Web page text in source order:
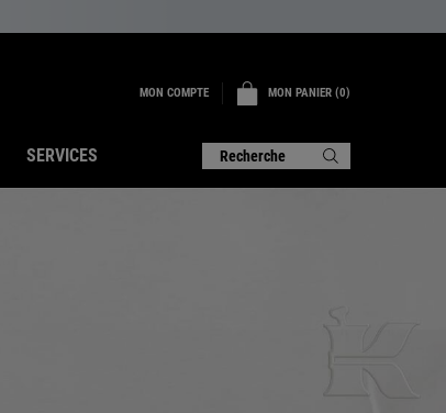
MON COMPTE MON PANIER 0
0 PRODUIT
SERVICES Recherche